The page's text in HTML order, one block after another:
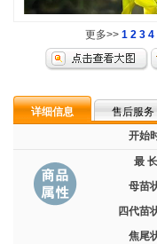
更多>> 1 2 3 4
详细信息 售后服务
开始
最
母苗
四代苗
焦尾